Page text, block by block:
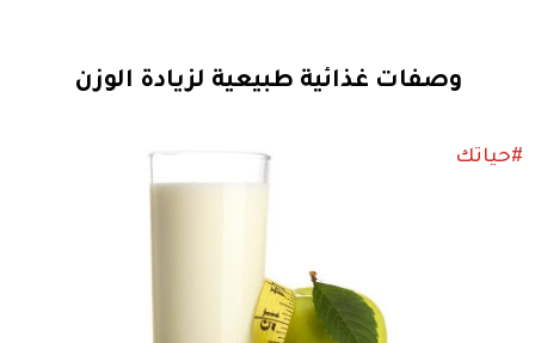
وصفات غذائية طبيعية لزيادة الوزن
#حياتك